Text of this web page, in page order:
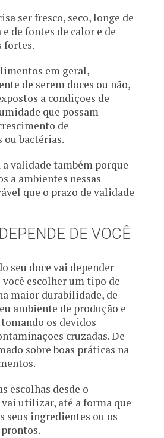
ser fresco, seco, longe de
de fontes de calor e de
fortes.
em geral,
de serem doces ou não,
a condições de
que possam
de
bactérias.
validade também porque
a ambientes nessas
que o prazo de validade
DE VOCÊ
seu doce vai depender
você escolher um tipo de
maior durabilidade, de
ambiente de produção e
os devidos
cruzadas. De
sobre boas práticas na
escolhas desde o
utilizar, até a forma que
seus ingredientes ou os